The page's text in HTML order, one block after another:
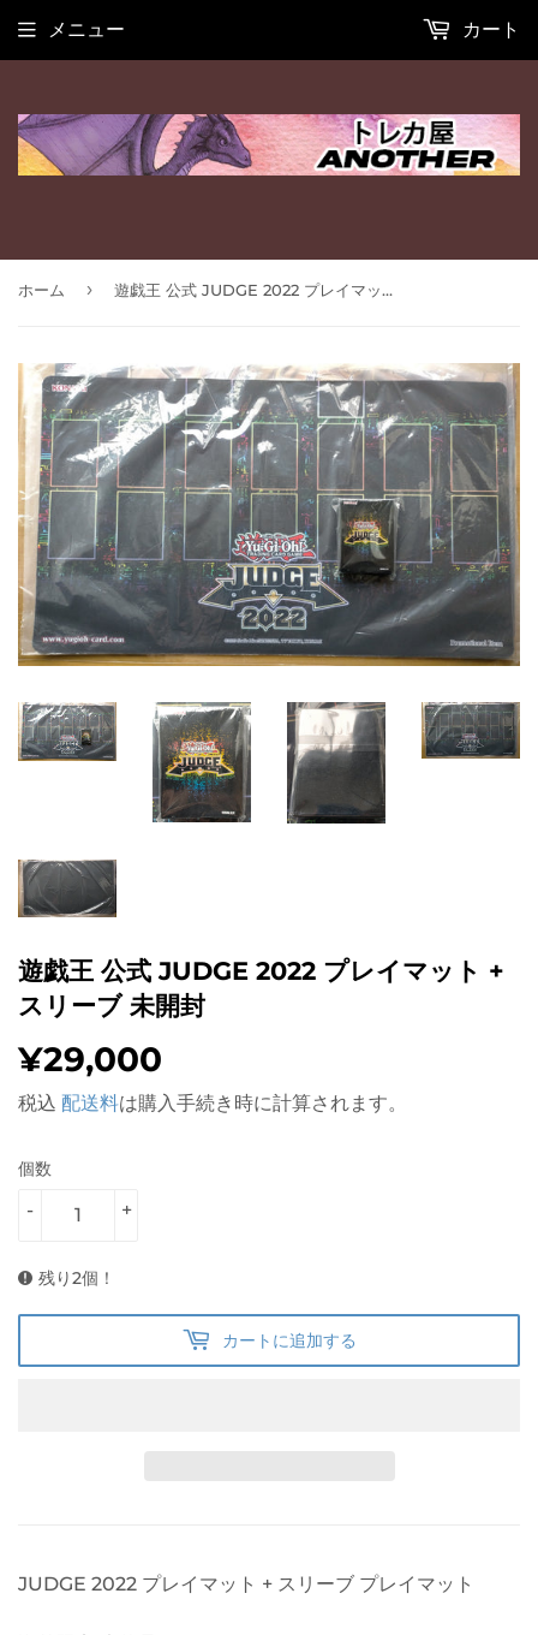
メニュー カート
ホーム › 遊戯王 公式 JUDGE 2022 プレイマット + スリーブ 未開封
遊戯王 公式 JUDGE 2022 プレイマット +
スリーブ 未開封
¥29,000
税込 配送料は購入手続き時に計算されます。
個数
+
-
残り2個！
カートに追加する
JUDGE 2022 プレイマット + スリーブ プレイマット